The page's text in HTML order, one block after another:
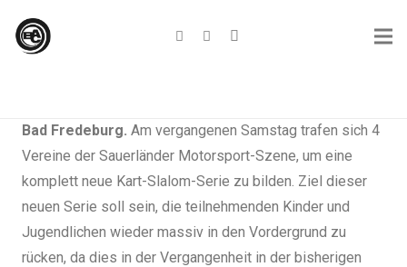
Bad Fredeburg. Am vergangenen Samstag trafen sich 4
Vereine der Sauerländer Motorsport-Szene, um eine
komplett neue Kart-Slalom-Serie zu bilden. Ziel dieser
neuen Serie soll sein, die teilnehmenden Kinder und
Jugendlichen wieder massiv in den Vordergrund zu
rücken, da dies in der Vergangenheit in der bisherigen